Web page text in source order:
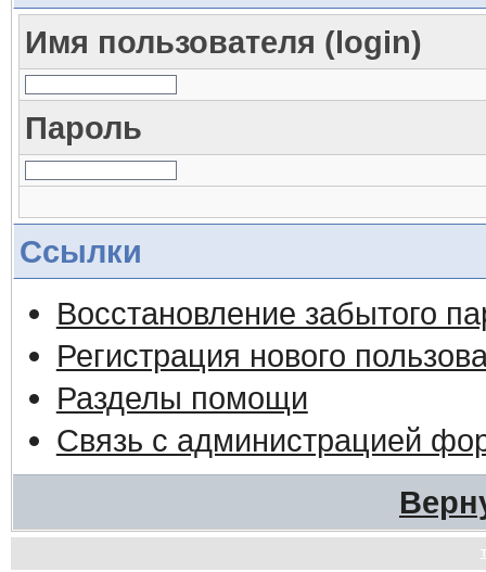
Имя пользователя (login)
Пароль
Ссылки
Восстановление забытого
Регистрация нового
Разделы помощи
Связь с администрацией